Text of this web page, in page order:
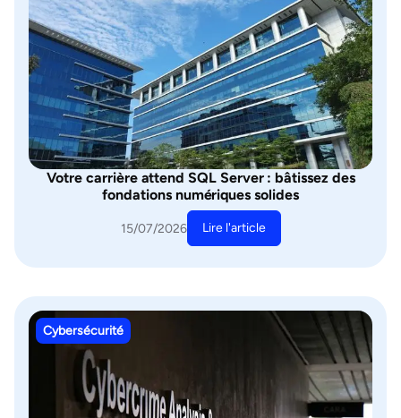
Votre carrière attend SQL Server : bâtissez des
fondations numériques solides
15/07/2026 Lire l'article
Cybersécurité